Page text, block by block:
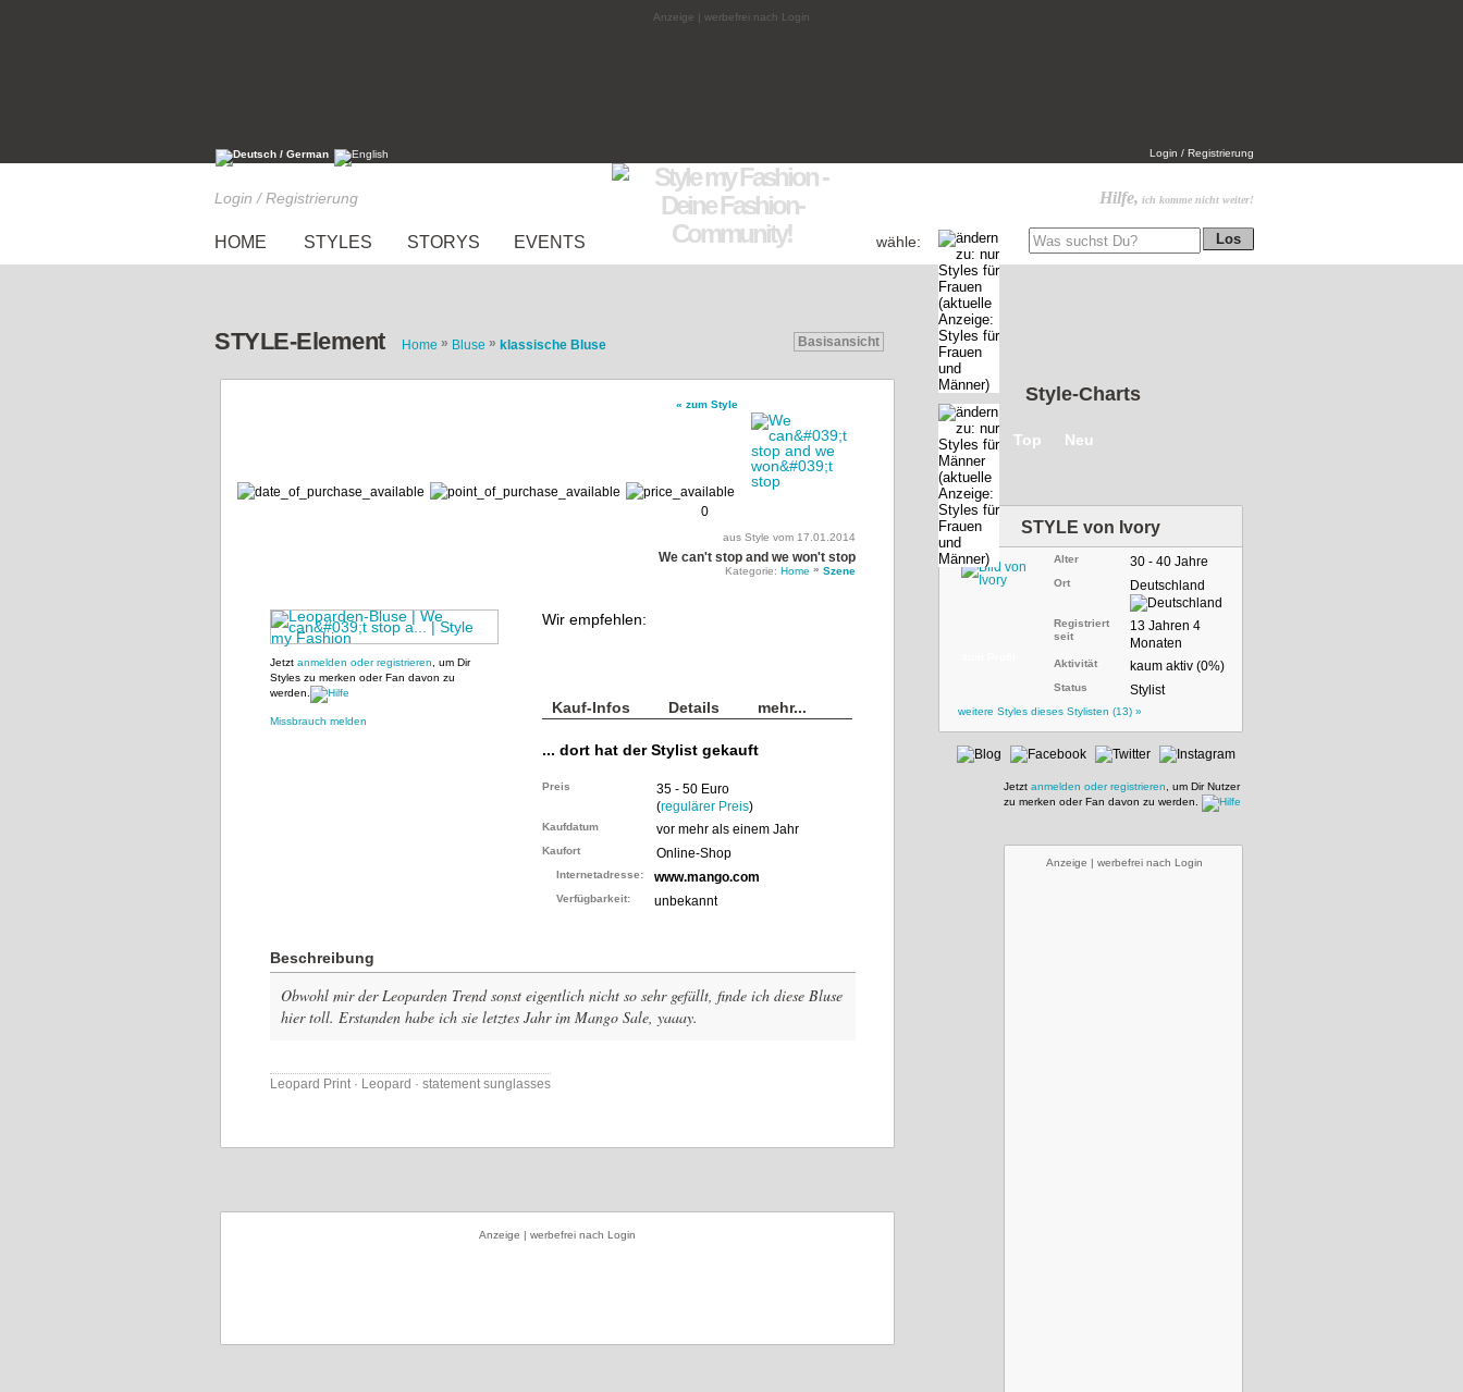
Anzeige | werbefrei nach Login
Login / Registrierung
Hilfe, ich komme nicht weiter!
Login / Registrierung
HOME STYLES STORYS EVENTS wähle:
STYLE-Element Home » Bluse » klassische Bluse Basisansicht
« zum Style
0
aus Style vom 17.01.2014
We can't stop and we won't stop
Kategorie: Home » Szene
Jetzt anmelden oder registrieren , um Dir
Styles zu merken oder Fan davon zu
werden.
Missbrauch melden
Wir empfehlen:
Kauf-Infos Details mehr...
... dort hat der Stylist gekauft
Preis
35 - 50 Euro
(regulärer Preis)
Kaufdatum vor mehr als einem Jahr
Kaufort Online-Shop
Internetadresse: www.mango.com
Verfügbarkeit: unbekannt
Beschreibung
Obwohl mir der Leoparden Trend sonst eigentlich nicht so sehr gefällt, finde ich diese Bluse
hier toll. Erstanden habe ich sie letztes Jahr im Mango Sale, yaaay.
Leopard Print · Leopard · statement sunglasses
Anzeige | werbefrei nach Login
Style-Charts
Top Neu
STYLE von Ivory
Alter 30 - 40 Jahre
Ort Deutschland
Registriert
seit
13 Jahren 4
Monaten
Aktivität kaum aktiv (0%)
Status Stylist
weitere Styles dieses Stylisten (13) »
Jetzt anmelden oder registrieren , um Dir Nutzer
zu merken oder Fan davon zu werden.
Anzeige | werbefrei nach Login